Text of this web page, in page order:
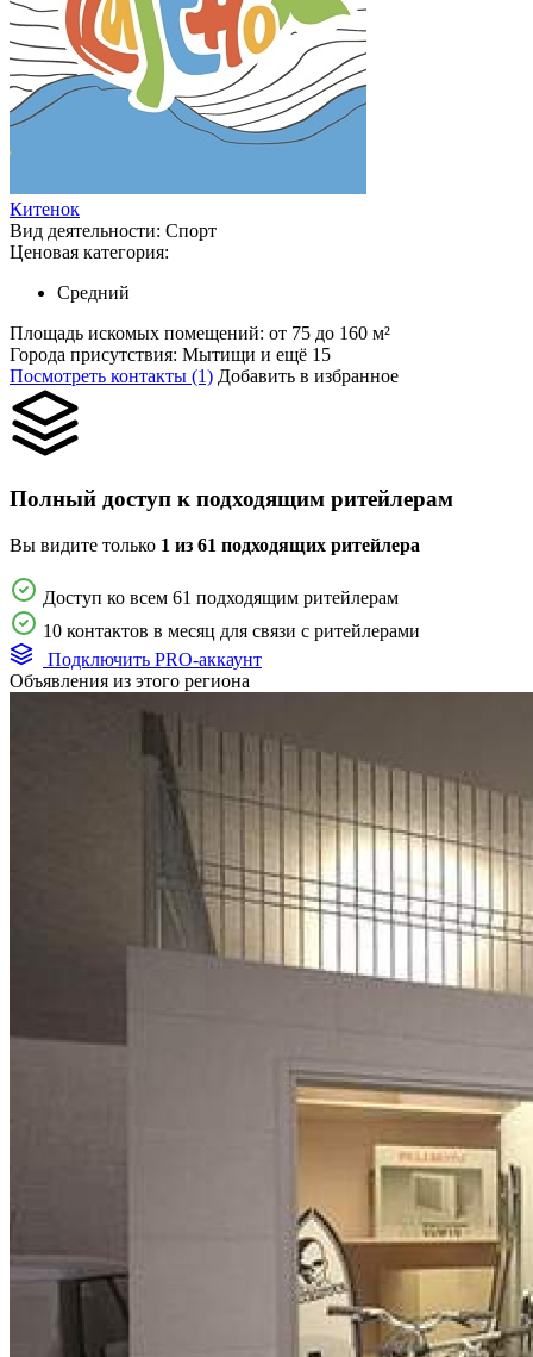
Китенок
Вид деятельности: Спорт
Ценовая категория:
Средний
Площадь искомых помещений: от 75 до 160 м²
Города присутствия: Мытищи и ещё 15
Посмотреть контакты (1) Добавить в избранное
Полный доступ к подходящим ритейлерам
Вы видите только 1 из 61 подходящих ритейлера
Доступ ко всем 61 подходящим ритейлерам
10 контактов в месяц для связи с ритейлерами
Подключить PRO-аккаунт
Объявления из этого региона